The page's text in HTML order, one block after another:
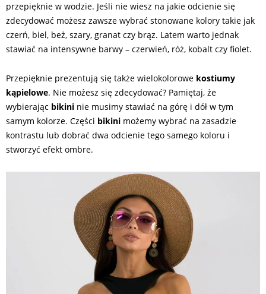
przepięknie w wodzie. Jeśli nie wiesz na jakie odcienie się
zdecydować możesz zawsze wybrać stonowane kolory takie jak
czerń, biel, beż, szary, granat czy brąz. Latem warto jednak
stawiać na intensywne barwy – czerwień, róż, kobalt czy fiolet.
Przepięknie prezentują się także wielokolorowe kostiumy
kąpielowe. Nie możesz się zdecydować? Pamiętaj, że
wybierając bikini nie musimy stawiać na górę i dół w tym
samym kolorze. Części bikini możemy wybrać na zasadzie
kontrastu lub dobrać dwa odcienie tego samego koloru i
stworzyć efekt ombre.